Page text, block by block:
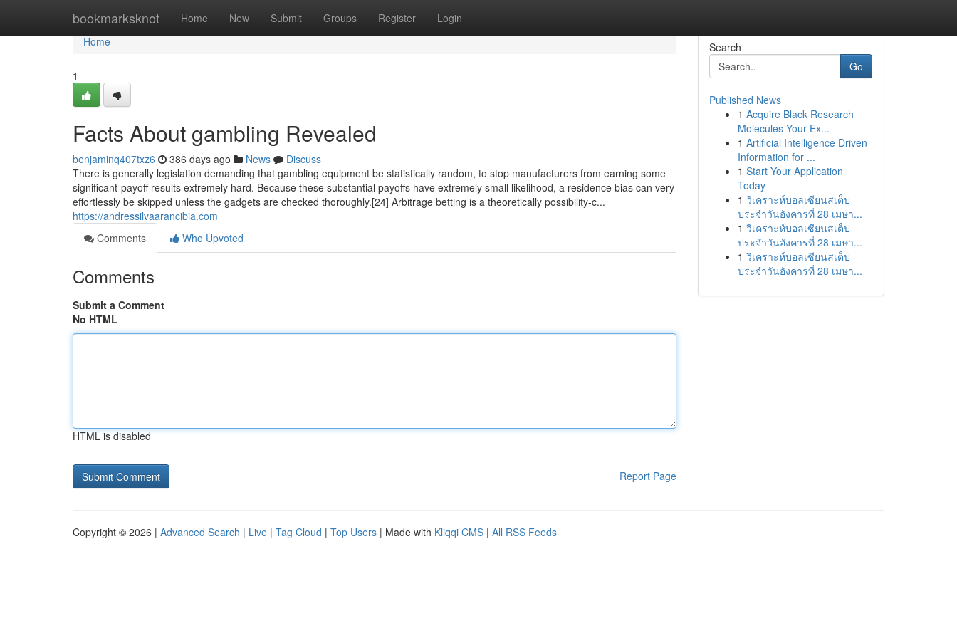
bookmarksknot Home New Submit Groups Register Login
Home
Home
1
Facts About gambling Revealed
benjaminq407txz6 386 days ago News
Discuss
There is generally legislation demanding that gambling equipment be statistically random, to stop manufacturers from earning some
significant-payoff results extremely hard. Because these substantial payoffs have extremely small likelihood, a residence bias can very
effortlessly be skipped unless the gadgets are checked thoroughly.[24] Arbitrage betting is a theoretically possibility-c...
https://andressilvaarancibia.com
Comments
Who Upvoted
Comments
Submit a Comment
No HTML
HTML is disabled
Report Page
Search
Go
Published News
1 Acquire Black Research
Molecules Your Ex...
1 Artificial Intelligence Driven
Information for ...
1 Start Your Application
Today
1 วิเคราะห์บอลเซียนสเต็ป
ประจำวันอังคารที่ 28 เมษา...
1 วิเคราะห์บอลเซียนสเต็ป
ประจำวันอังคารที่ 28 เมษา...
1 วิเคราะห์บอลเซียนสเต็ป
ประจำวันอังคารที่ 28 เมษา...
Copyright © 2026 | Advanced Search | Live | Tag Cloud | Top Users | Made with Kliqqi CMS | All RSS Feeds